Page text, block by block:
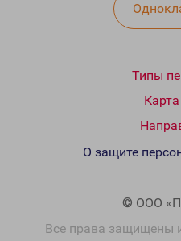
Типы
© ООО
Все права защищены
О защите